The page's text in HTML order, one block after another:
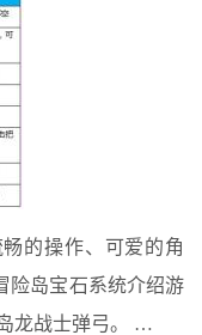
的操作、可爱的角
岛宝石系统介绍游
龙战士弹弓。 …